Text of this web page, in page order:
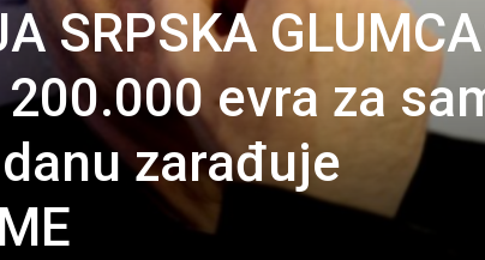
SRPSKA
evra za
zarađuje